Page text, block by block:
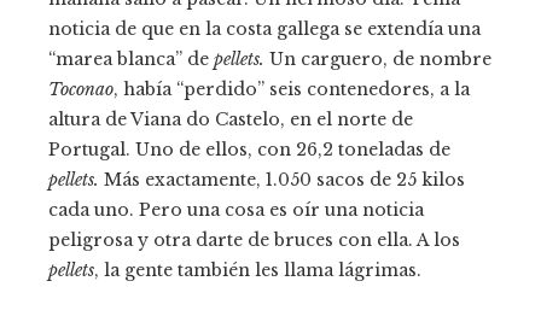
noticia de que en la costa gallega se extendía una
“marea blanca” de pellets. Un carguero, de nombre
Toconao, había “perdido” seis contenedores, a la
altura de Viana do Castelo, en el norte de
Portugal. Uno de ellos, con 26,2 toneladas de
pellets. Más exactamente, 1.050 sacos de 25 kilos
cada uno. Pero una cosa es oír una noticia
peligrosa y otra darte de bruces con ella. A los
pellets, la gente también les llama lágrimas.